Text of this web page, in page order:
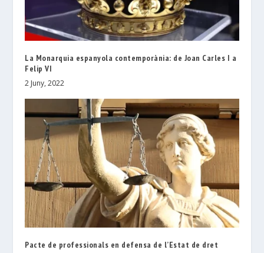
La Monarquia espanyola contemporània: de Joan Carles I a
Felip VI
2 Juny, 2022
Pacte de professionals en defensa de l’Estat de dret